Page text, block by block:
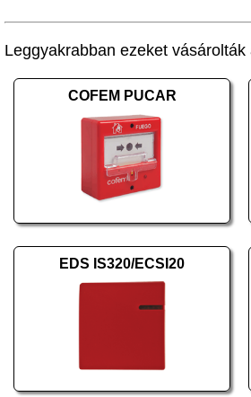
Leggyakrabban ezeket vásárolták
COFEM PUCAR
EDS IS320/ECSI20